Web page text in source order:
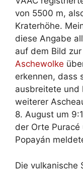
von 5500 m,
Kraterhöhe.
diese Angabe
auf dem Bild zur
Aschewolke
erkennen, dass
ausbreitete und
weiterer
8. August um
der Orte
Popayán
Die vulkanische